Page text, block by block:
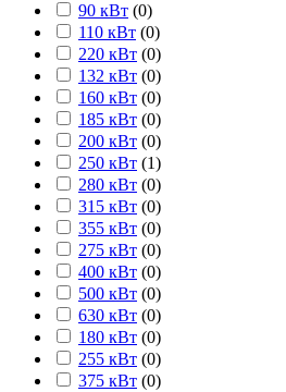
90 кВт (0)
110 кВт (0)
220 кВт (0)
132 кВт (0)
160 кВт (0)
185 кВт (0)
200 кВт (0)
250 кВт (1)
280 кВт (0)
315 кВт (0)
355 кВт (0)
275 кВт (0)
400 кВт (0)
500 кВт (0)
630 кВт (0)
180 кВт (0)
255 кВт (0)
375 кВт (0)